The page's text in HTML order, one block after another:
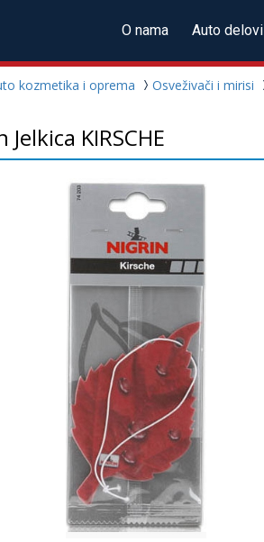
O nama Auto delovi
kozmetika i oprema Osveživači i mirisi
KIRSCHE